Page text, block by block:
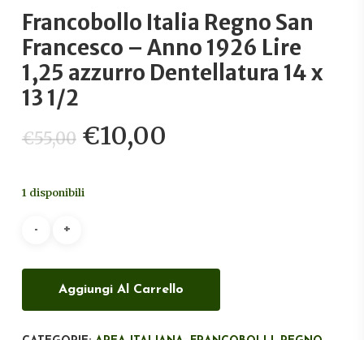
Francobollo Italia Regno San
Francesco – Anno 1926 Lire
1,25 azzurro Dentellatura 14 x
13 1/2
€55,00 Il
prezzo
originale
€10,00
1 disponibili
Aggiungi Al Carrello